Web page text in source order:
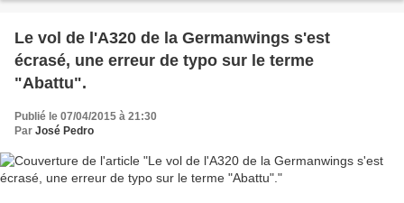
Le vol de l'A320 de la Germanwings s'est
écrasé, une erreur de typo sur le terme
"Abattu".
Publié le 07/04/2015 à 21:30
Par José Pedro